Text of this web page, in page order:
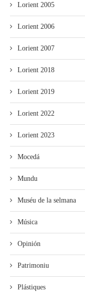
Lorient 2005
Lorient 2006
Lorient 2007
Lorient 2018
Lorient 2019
Lorient 2022
Lorient 2023
Mocedá
Mundu
Muséu de la selmana
Música
Opinión
Patrimoniu
Plástiques